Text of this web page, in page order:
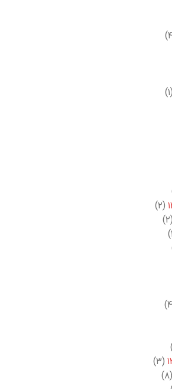
(۱)
(۲)
(۲)
(۳)
(۸)